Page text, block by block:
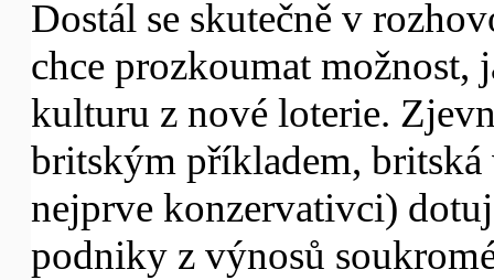
Dostál se skutečně v
chce prozkoumat možnost,
kulturu z nové loterie.
britským příkladem, britská
nejprve konzervativci)
podniky z výnosů